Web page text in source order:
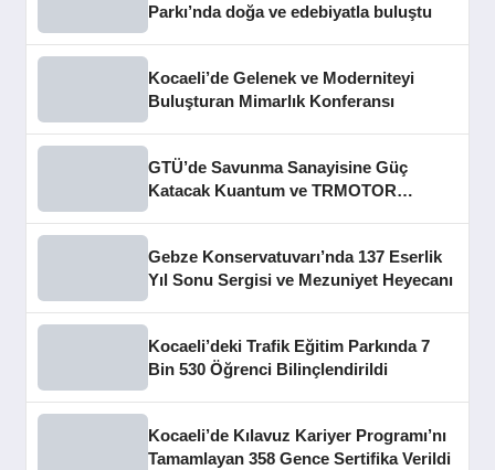
Parkı’nda doğa ve edebiyatla buluştu
Kocaeli’de Gelenek ve Moderniteyi
Buluşturan Mimarlık Konferansı
GTÜ’de Savunma Sanayisine Güç
Katacak Kuantum ve TRMOTOR
Gebze Konservatuvarı’nda 137 Eserlik
Yıl Sonu Sergisi ve Mezuniyet Heyecanı
Kocaeli’deki Trafik Eğitim Parkında 7
Bin 530 Öğrenci Bilinçlendirildi
Kocaeli’de Kılavuz Kariyer Programı’nı
Tamamlayan 358 Gence Sertifika Verildi